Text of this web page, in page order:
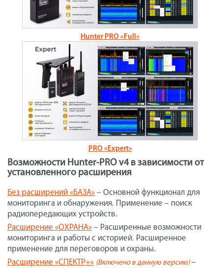
Hunter PRO «Full»
PRO «Expert»
Возможности Hunter-PRO v4 в зависимости от
установленного расширения
Без расширений «БАЗА» – Основной функционал для
мониторинга и обнаружения. Применение – поиск
радиопередающих устройств.
Расширение «ОХРАНА» – Расширенные возможности
мониторинга и работы с историей. Расширенное
применение для переговоров и охраны.
Расширение «СПЕКТР+» (Включено в данную версию)–